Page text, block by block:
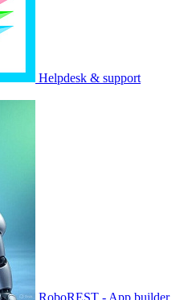
Helpdesk & support
RoboREST - App builder